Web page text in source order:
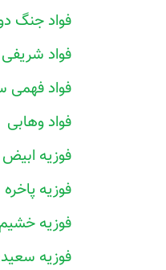
فواد جنگ
فواد شریفی
فواد فهمی
فواد وهابی
فوزیه ابیض
فوزیه پاخره
فوزیه خشیم
فوزیه